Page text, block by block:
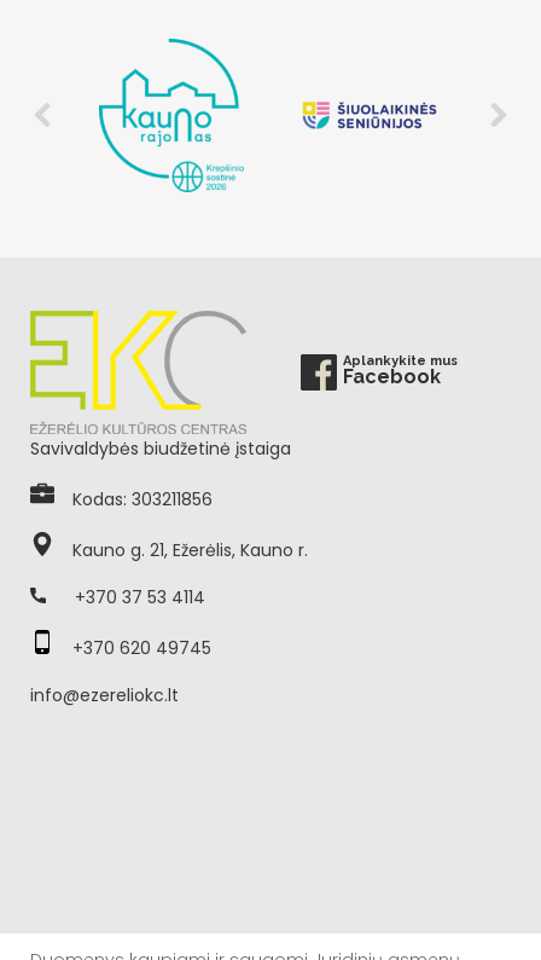
Aplankykite mus
Facebook
Savivaldybės biudžetinė įstaiga
Kodas: 303211856
Kauno g. 21, Ežerėlis, Kauno r.
+370 37 53 4114
+370 620 49745
info@ezereliokc.lt